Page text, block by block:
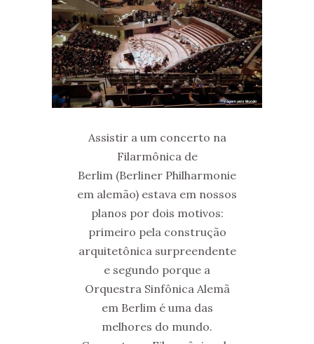
Assistir a um concerto na
Filarmônica de
Berlim (Berliner Philharmonie
em alemão) estava em nossos
planos por dois motivos:
primeiro pela construção
arquitetônica surpreendente
e segundo porque a
Orquestra Sinfônica Alemã
em Berlim é uma das
melhores do mundo.